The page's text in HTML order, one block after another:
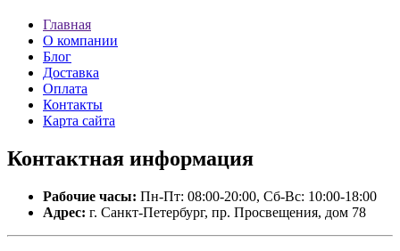
Главная
О компании
Блог
Доставка
Оплата
Контакты
Карта сайта
Контактная информация
Рабочие часы: Пн-Пт: 08:00-20:00, Сб-Вс: 10:00-18:00
Адрес: г. Санкт-Петербург, пр. Просвещения, дом 78